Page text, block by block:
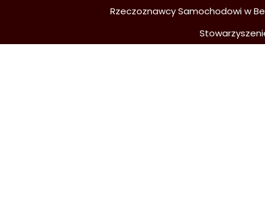
Rzeczoznawcy Samochodowi w